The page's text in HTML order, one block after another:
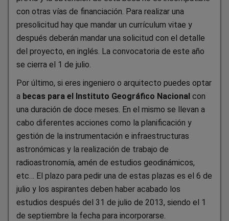
con otras vías de financiación. Para realizar una
presolicitud hay que mandar un currículum vitae y
después deberán mandar una solicitud con el detalle
del proyecto, en inglés. La convocatoria de este año
se cierra el 1 de julio.
Por último, si eres ingeniero o arquitecto puedes optar
a becas para el Instituto Geográfico Nacional con
una duración de doce meses. En el mismo se llevan a
cabo diferentes acciones como la planificación y
gestión de la instrumentación e infraestructuras
astronómicas y la realización de trabajo de
radioastronomía, amén de estudios geodinámicos,
etc… El plazo para pedir una de estas plazas es el 6 de
julio y los aspirantes deben haber acabado los
estudios después del 31 de julio de 2013, siendo el 1
de septiembre la fecha para incorporarse.